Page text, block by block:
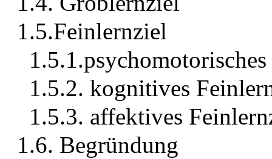
1.5.Feinlernziel
1.5.2. kognitives
1.5.3. affektives
1.6. Begründung